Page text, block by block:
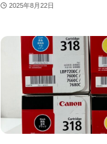
2025年8月22日